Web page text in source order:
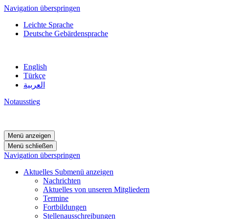
Navigation überspringen
Leichte Sprache
Deutsche Gebärdensprache
English
Türkçe
العربية
Notausstieg
Menü anzeigen
Menü schließen
Navigation überspringen
Aktuelles Submenü anzeigen
Nachrichten
Aktuelles von unseren Mitgliedern
Termine
Fortbildungen
Stellenausschreibungen